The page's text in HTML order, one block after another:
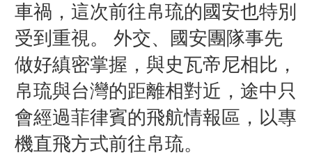
車禍，這次前往帛琉的國安也特別
受到重視。 外交、國安團隊事先
做好縝密掌握，與史瓦帝尼相比，
帛琉與台灣的距離相對近，途中只
會經過菲律賓的飛航情報區，以專
機直飛方式前往帛琉。